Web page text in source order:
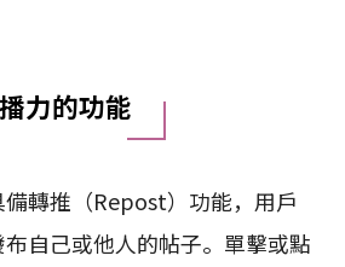
力的功能
轉推（Repost）功能，用戶
自己或他人的帖子。單擊或點